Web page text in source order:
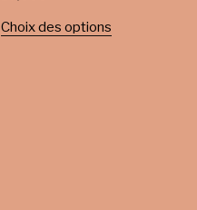
Choix des options